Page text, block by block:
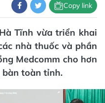
Copy link
Tĩnh vừa triển khai
nhà thuốc và phần
Medcomm cho hơn
bàn toàn tỉnh.